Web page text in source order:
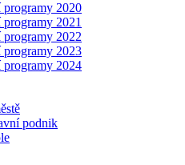
programy 2020
programy 2021
programy 2022
programy 2023
programy 2024
podnik